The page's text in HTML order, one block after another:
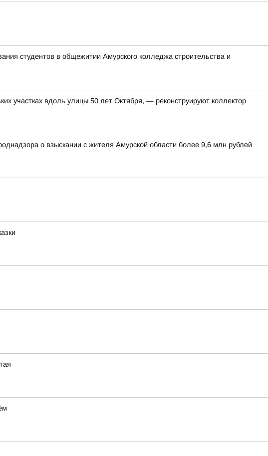
студентов в общежитии Амурского колледжа строительства и
участках вдоль улицы 50 лет Октября, — реконструируют коллектор
о взыскании с жителя Амурской области более 9,6 млн рублей